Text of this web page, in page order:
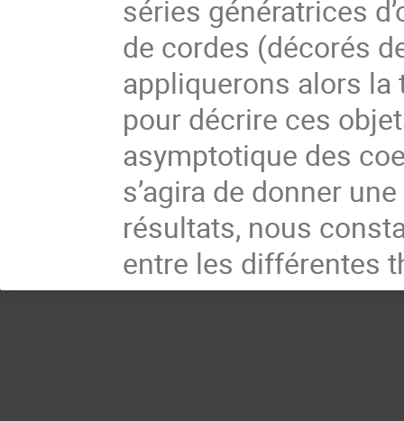
séries génératrices
de cordes (décorés
appliquerons alors
pour décrire ces
asymptotique des
s’agira de donner
résultats, nous
entre les différentes